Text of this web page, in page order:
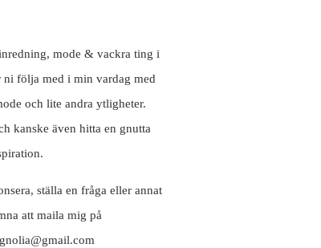
mode & vackra ting i
ni följa med i min vardag med
och lite andra ytligheter.
kanske även hitta en gnutta
ställa en fråga eller annat
att maila mig på